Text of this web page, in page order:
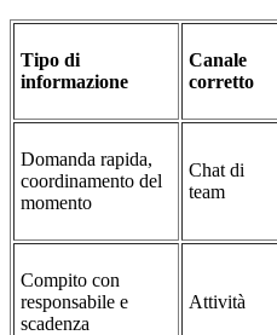
Tipo di
informazione
Canale
corretto
Domanda rapida,
coordinamento del
momento
Chat di
team
Compito con
responsabile e
scadenza
Attività